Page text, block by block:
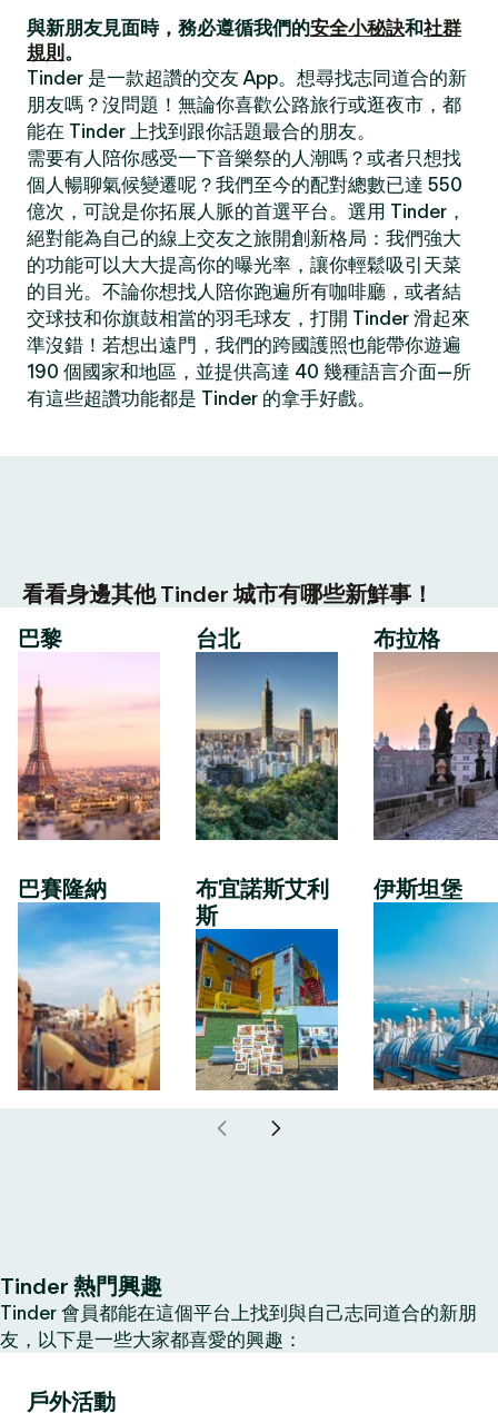
與新朋友見面時，務必遵循我們的安全小秘訣和社群
規則 。
Tinder 是一款超讚的交友 App。想尋找志同道合的新
朋友嗎？沒問題！無論你喜歡公路旅行或逛夜市，都
能在 Tinder 上找到跟你話題最合的朋友。
需要有人陪你感受一下音樂祭的人潮嗎？或者只想找
個人暢聊氣候變遷呢？我們至今的配對總數已達 550
億次，可說是你拓展人脈的首選平台。選用 Tinder，
絕對能為自己的線上交友之旅開創新格局：我們強大
的功能可以大大提高你的曝光率，讓你輕鬆吸引天菜
的目光。不論你想找人陪你跑遍所有咖啡廳，或者結
交球技和你旗鼓相當的羽毛球友，打開 Tinder 滑起來
準沒錯！若想出遠門，我們的跨國護照也能帶你遊遍
190 個國家和地區，並提供高達 40 幾種語言介面—所
有這些超讚功能都是 Tinder 的拿手好戲。
看看身邊其他 Tinder 城市有哪些新鮮事！
巴黎
巴賽隆納
台北
布宜諾斯艾利
斯
布拉格
伊斯坦堡
Tinder 熱門興趣
Tinder 會員都能在這個平台上找到與自己志同道合的新朋
友，以下是一些大家都喜愛的興趣：
戶外活動